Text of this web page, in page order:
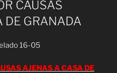
CAUSAS
DE GRANADA
AJENAS A CASA DE